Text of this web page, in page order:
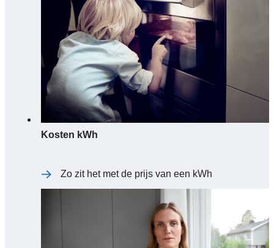
Kosten kWh
Zo zit het met de prijs van een kWh